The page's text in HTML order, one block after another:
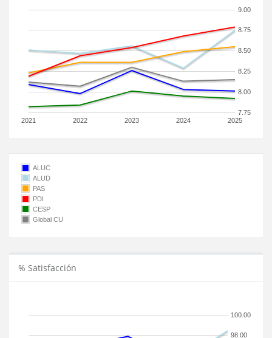
2021 2022 2023 2024 2025
7.75
8.00
8.25
8.50
8.75
9.00
ALUC
ALUD
PAS
PDI
CESP
Global CU
% Satisfacción
98.00
100.00